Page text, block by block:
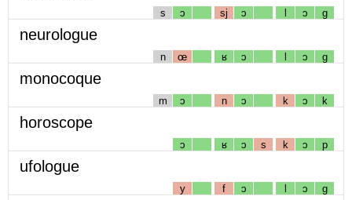
s ɔ sj ɔ l ɔ g
neurologue
n œ ʁ ɔ l ɔ g
monocoque
m ɔ n ɔ k ɔ k
horoscope
ɔ ʁ ɔ s k ɔ p
ufologue
y f ɔ l ɔ g